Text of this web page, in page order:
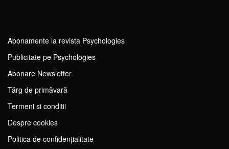
Abonamente la revista Psychologies
Publicitate pe Psychologies
Abonare Newsletter
Tărg de primăvară
Termeni si conditii
Despre cookies
Politica de confidențialitate